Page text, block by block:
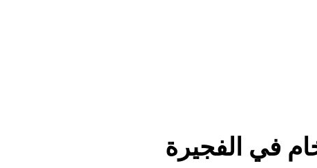
في الفجيرة